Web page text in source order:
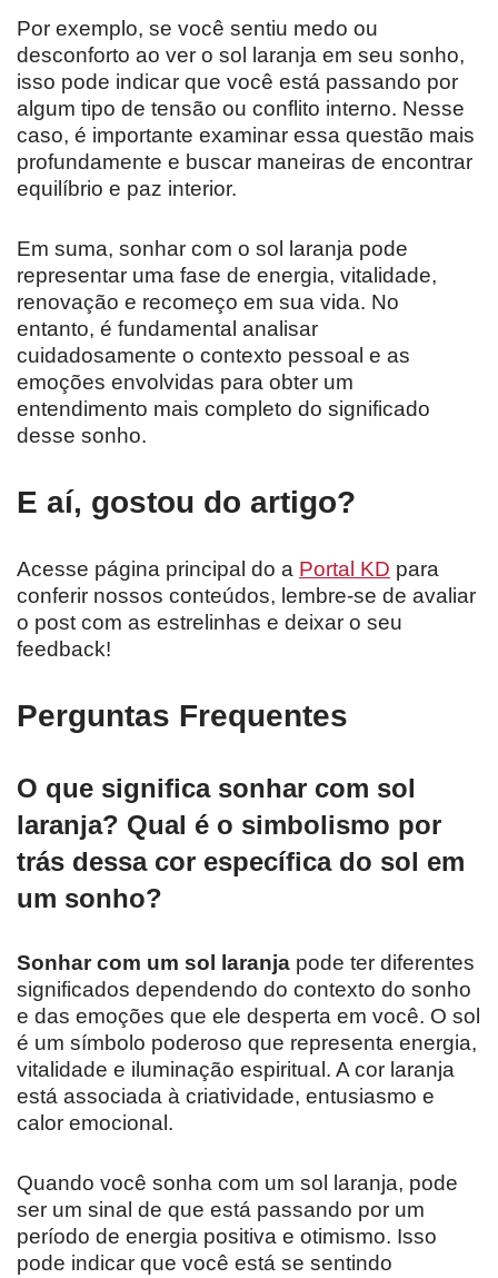
Por exemplo, se você sentiu medo ou
desconforto ao ver o sol laranja em seu sonho,
isso pode indicar que você está passando por
algum tipo de tensão ou conflito interno. Nesse
caso, é importante examinar essa questão mais
profundamente e buscar maneiras de encontrar
equilíbrio e paz interior.
Em suma, sonhar com o sol laranja pode
representar uma fase de energia, vitalidade,
renovação e recomeço em sua vida. No
entanto, é fundamental analisar
cuidadosamente o contexto pessoal e as
emoções envolvidas para obter um
entendimento mais completo do significado
desse sonho.
E aí, gostou do artigo?
Acesse página principal do a Portal KD para
conferir nossos conteúdos, lembre-se de avaliar
o post com as estrelinhas e deixar o seu
feedback!
Perguntas Frequentes
O que significa sonhar com sol
laranja? Qual é o simbolismo por
trás dessa cor específica do sol em
um sonho?
Sonhar com um sol laranja pode ter diferentes
significados dependendo do contexto do sonho
e das emoções que ele desperta em você. O sol
é um símbolo poderoso que representa energia,
vitalidade e iluminação espiritual. A cor laranja
está associada à criatividade, entusiasmo e
calor emocional.
Quando você sonha com um sol laranja, pode
ser um sinal de que está passando por um
período de energia positiva e otimismo. Isso
pode indicar que você está se sentindo